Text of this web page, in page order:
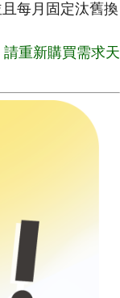
每月固定汰舊換
重新購買需求天